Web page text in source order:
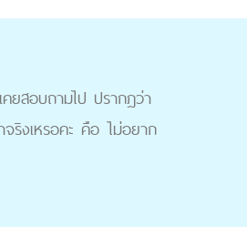
ยสอบถามไป ปรากฎว่า
ริงเหรอคะ คือ ไม่อยาก